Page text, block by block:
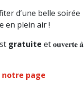
d’une belle soirée
en plein air !
gratuite et 𝐨𝐮𝐯𝐞𝐫𝐭𝐞 𝐚̀
page